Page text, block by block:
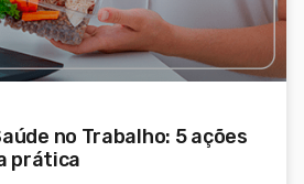
no Trabalho: 5 ações
prática